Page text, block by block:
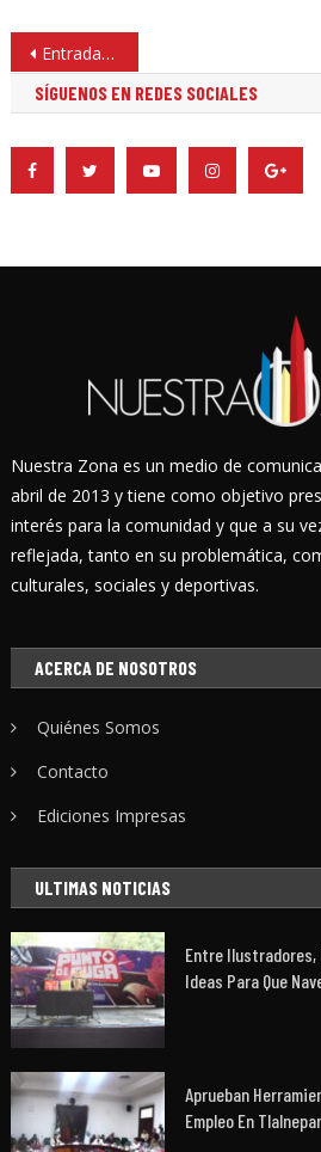
Navegación
de
entradas
Entradas anteriores
SÍGUENOS EN REDES SOCIALES
Nuestra Zona es un medio de
abril de 2013 y tiene como objetivo
interés para la comunidad y que a su
reflejada, tanto en su problemática,
culturales, sociales y deportivas.
ACERCA DE NOSOTROS
Quiénes Somos
Contacto
Ediciones Impresas
ULTIMAS NOTICIAS
Entre Ilustradores,
Ideas Para Que
Aprueban
Empleo En